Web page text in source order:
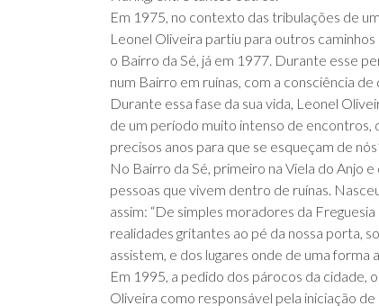
Em 1975, no contexto das tribulações de
Leonel Oliveira partiu para outros
o Bairro da Sé, já em 1977. Durante esse
num Bairro em ruínas, com a consciência de
Durante essa fase da sua vida, Leonel
de um período muito intenso de
precisos anos para que se esqueçam de
No Bairro da Sé, primeiro na Viela do Anjo
pessoas que vivem dentro de ruínas.
assim: “De simples moradores da
realidades gritantes ao pé da nossa porta,
assistem, e dos lugares onde de uma
Em 1995, a pedido dos párocos da cidade,
Oliveira como responsável pela iniciação